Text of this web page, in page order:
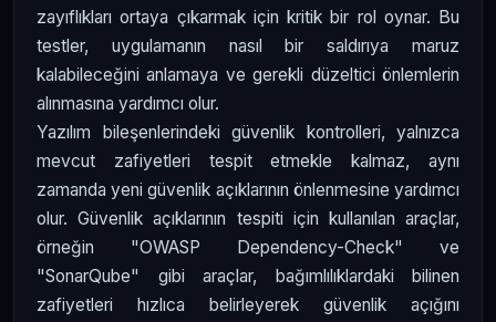
zayıflıkları ortaya çıkarmak için kritik bir rol oynar. Bu
testler, uygulamanın nasıl bir saldırıya maruz
kalabileceğini anlamaya ve gerekli düzeltici önlemlerin
alınmasına yardımcı olur.
Yazılım bileşenlerindeki güvenlik kontrolleri, yalnızca
mevcut zafiyetleri tespit etmekle kalmaz, aynı
zamanda yeni güvenlik açıklarının önlenmesine yardımcı
olur. Güvenlik açıklarının tespiti için kullanılan araçlar,
örneğin "OWASP Dependency-Check" ve
"SonarQube" gibi araçlar, bağımlılıklardaki bilinen
zafiyetleri hızlıca belirleyerek güvenlik açığını